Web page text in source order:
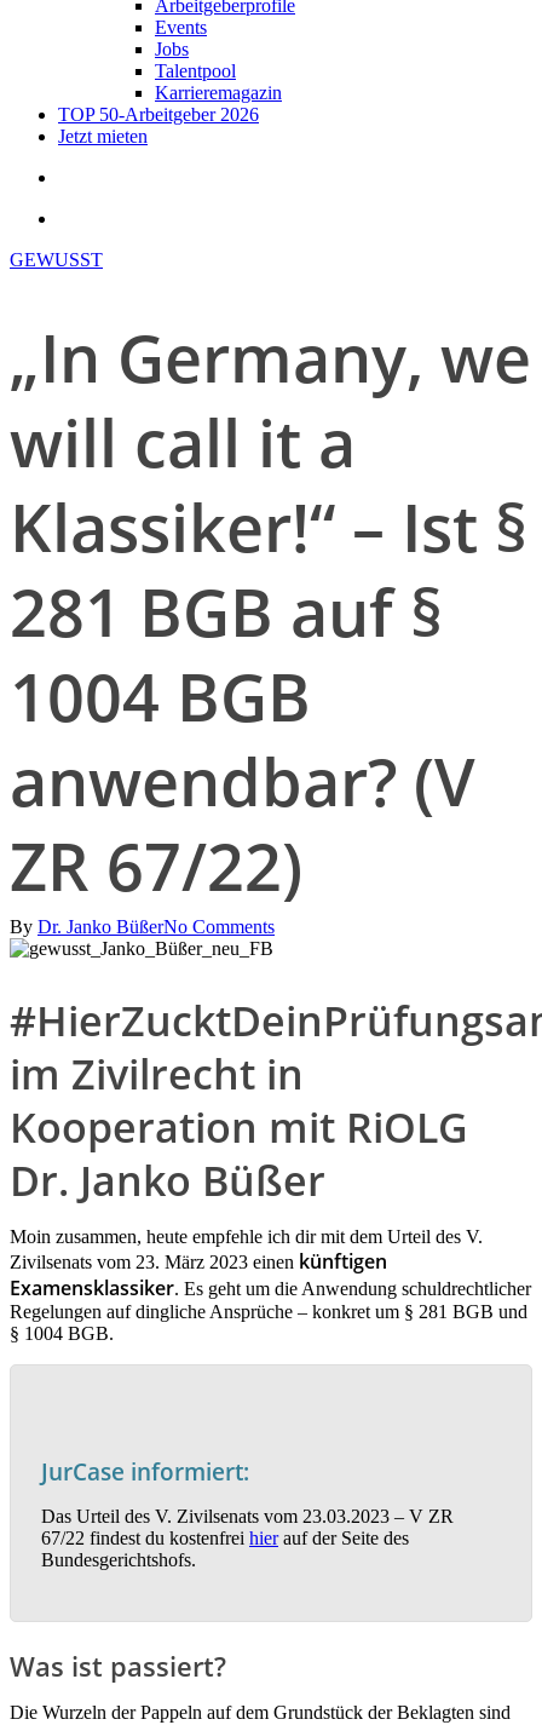
Arbeitgeberprofile
Events
Jobs
Talentpool
Karrieremagazin
TOP 50-Arbeitgeber 2026
Jetzt mieten
GEWUSST
„In Germany, we
will call it a
Klassiker!“ – Ist §
281 BGB auf §
1004 BGB
anwendbar? (V
ZR 67/22)
By Dr. Janko BüßerNo Comments
im Zivilrecht in
Kooperation mit RiOLG
Dr. Janko Büßer
Moin zusammen, heute empfehle ich dir mit dem Urteil des V.
Zivilsenats vom 23. März 2023 einen künftigen
Examensklassiker. Es geht um die Anwendung schuldrechtlicher
Regelungen auf dingliche Ansprüche – konkret um § 281 BGB und
§ 1004 BGB.
JurCase informiert:
Das Urteil des V. Zivilsenats vom 23.03.2023 – V ZR
67/22 findest du kostenfrei hierauf der Seite des
Bundesgerichtshofs.
Was ist passiert?
Die Wurzeln der Pappeln auf dem Grundstück der Beklagten sind